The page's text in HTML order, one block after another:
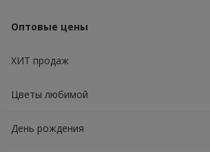
Оптовые цены
ХИТ продаж
Цветы любимой
День рождения